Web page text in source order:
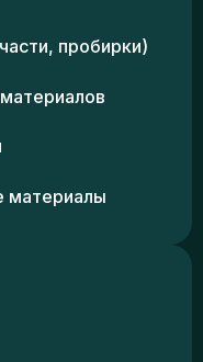
пробирки)
материалы